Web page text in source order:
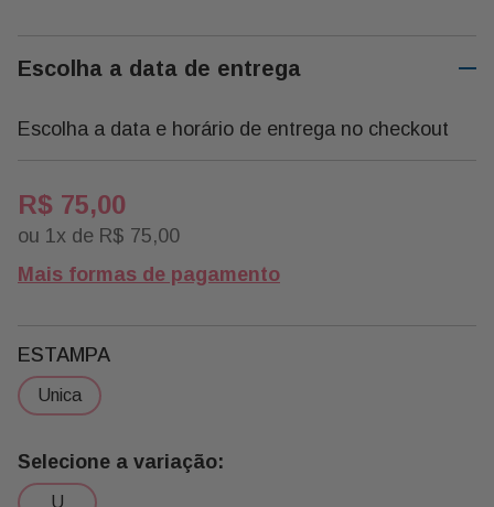
Escolha a data de entrega
Escolha a data e horário de entrega no checkout
R$ 75,00
ou 1 x de R$ 75,00
Mais formas de pagamento
u
ESTAMPA
unica